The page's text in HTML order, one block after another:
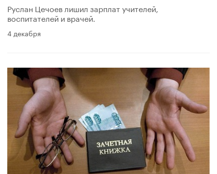
Руслан Цечоев лишил зарплат учителей,
воспитателей и врачей.
4 декабря